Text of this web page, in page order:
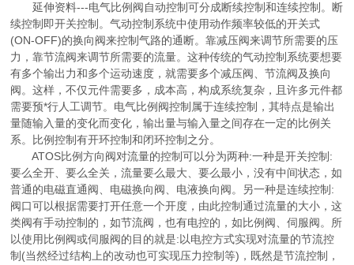
延伸资料---电气比例阀自动控制可分成断续控制和连续控制。断
续控制即开关控制。气动控制系统中使用动作频率较低的开关式
(ON-OFF)的换向阀来控制气路的通断。靠减压阀来调节所需要的压
力，靠节流阀来调节所需要的流量。这种传统的气动控制系统要想要
有多个输出力和多个运动速度，就需要多个减压阀、节流阀及换向
阀。这样，不仅元件需要多，成本高，构成系统复杂，且许多元件都
需要预*行人工调节。电气比例阀控制属于连续控制，其特点是输出
量随输入量的变化而变化，输出量与输入量之间存在一定的比例关
系。比例控制有开环控制和闭环控制之分。
ATOS比例方向阀对流量的控制可以分为两种:一种是开关控制:
要么全开、要么全关，流量要么最大、要么最小，没有中间状态，如
普通的电磁直通阀、电磁换向阀、电液换向阀。另一种是连续控制:
阀口可以根据需要打开任意一个开度，由此控制通过流量的大小，这
类阀有手动控制的，如节流阀，也有电控的，如比例阀、伺服阀。所
以使用比例阀或伺服阀的目的就是:以电控方式实现对流量的节流控
制(当然经过结构上的改动也可实现压力控制等)，既然是节流控制，